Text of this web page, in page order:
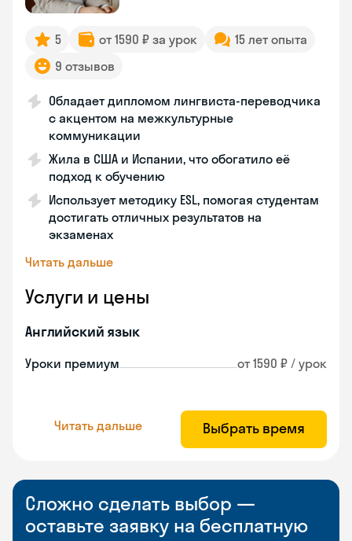
5 от 1590 ₽ за урок
15 лет опыта
9 отзывов
Обладает дипломом лингвиста-переводчика
с акцентом на межкультурные
коммуникации
Жила в США и Испании, что обогатило её
подход к обучению
Использует методику ESL, помогая студентам
достигать отличных результатов на
экзаменах
Читать дальше
Услуги и цены
Английский язык
Уроки премиум от 1590 ₽ / урок
Читать дальше Выбрать время
Сложно сделать выбор —
оставьте заявку на бесплатную